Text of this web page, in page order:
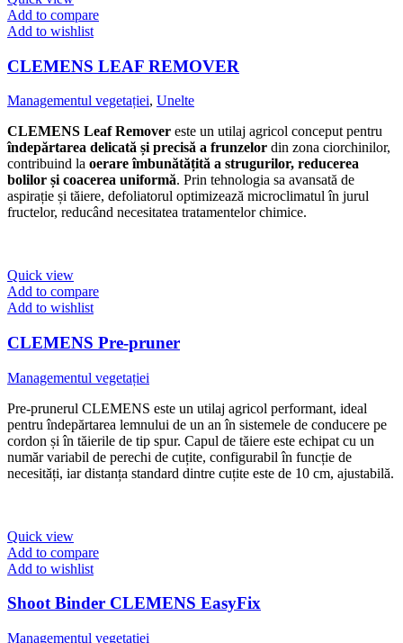
Add to compare
Add to wishlist
CLEMENS LEAF REMOVER
Managementul vegetației, Unelte
CLEMENS Leaf Remover este un utilaj agricol conceput pentru
îndepărtarea delicată și precisă a frunzelor din zona ciorchinilor,
contribuind la oerare îmbunătățită a strugurilor, reducerea
bolilor și coacerea uniformă. Prin tehnologia sa avansată de
aspirație și tăiere, defoliatorul optimizează microclimatul în jurul
fructelor, reducând necesitatea tratamentelor chimice.
Quick view
Add to compare
Add to wishlist
​CLEMENS Pre-pruner
Managementul vegetației
Pre-prunerul CLEMENS este un utilaj agricol performant, ideal
pentru îndepărtarea lemnului de un an în sistemele de conducere pe
cordon și în tăierile de tip spur. Capul de tăiere este echipat cu un
număr variabil de perechi de cuțite, configurabil în funcție de
necesități, iar distanța standard dintre cuțite este de 10 cm, ajustabilă.
Quick view
Add to compare
Add to wishlist
Shoot Binder CLEMENS EasyFix
Managementul vegetației